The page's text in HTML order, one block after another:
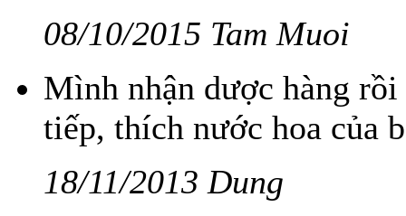
08/10/2015 Tam Muoi
Mình nhận dược hàng rồi
tiếp, thích nước hoa của
18/11/2013 Dung